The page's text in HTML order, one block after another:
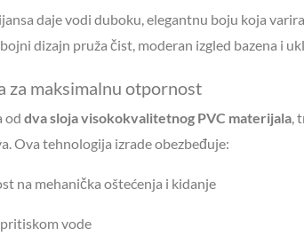
daje vodi duboku, elegantnu boju koja
dizajn pruža čist, moderan izgled bazena i
za maksimalnu otpornost
od dva sloja visokokvalitetnog PVC materijala ,
Ova tehnologija izrade obezbeđuje:
na mehanička oštećenja i kidanje
vode